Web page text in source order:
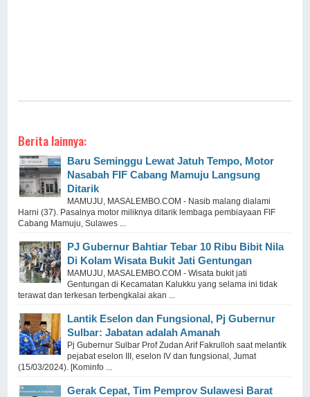
Berita lainnya:
Baru Seminggu Lewat Jatuh Tempo, Motor
Nasabah FIF Cabang Mamuju Langsung
Ditarik
MAMUJU, MASALEMBO.COM - Nasib malang dialami
Harni (37). Pasalnya motor miliknya ditarik lembaga pembiayaan FIF
Cabang Mamuju, Sulawes ...
PJ Gubernur Bahtiar Tebar 10 Ribu Bibit Nila
Di Kolam Wisata Bukit Jati Gentungan
MAMUJU, MASALEMBO.COM - Wisata bukit jati
Gentungan di Kecamatan Kalukku yang selama ini tidak
terawat dan terkesan terbengkalai akan ...
Lantik Eselon dan Fungsional, Pj Gubernur
Sulbar: Jabatan adalah Amanah
Pj Gubernur Sulbar Prof Zudan Arif Fakrulloh saat melantik
pejabat eselon III, eselon IV dan fungsional, Jumat
(15/03/2024). [Kominfo ...
Gerak Cepat, Tim Pemprov Sulawesi Barat